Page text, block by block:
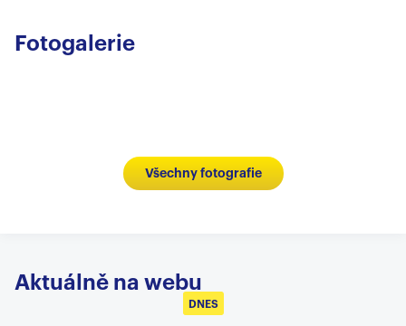
Fotogalerie
Všechny fotografie
Aktuálně na webu
DNES